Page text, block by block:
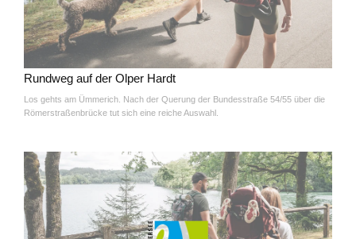
Rundweg auf der Olper Hardt
Los gehts am Ümmerich. Nach der Querung der Bundesstraße 54/55 über die
Römerstraßenbrücke tut sich eine reiche Auswahl.